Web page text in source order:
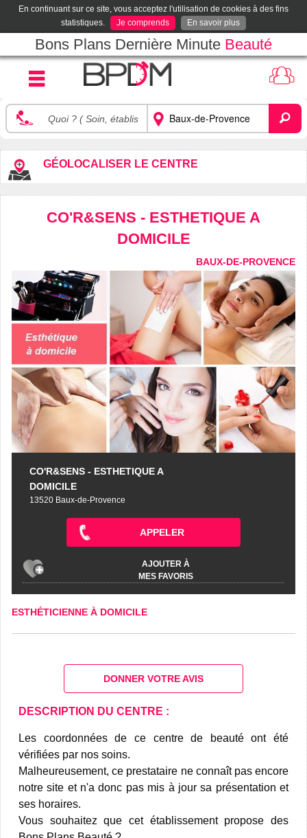
En continuant sur ce site, vous acceptez l'utilisation de cookies à des fins
statistiques.
Je comprends En savoir plus
Bons Plans Dernière Minute Beauté
GÉOLOCALISER LE CENTRE
CO'R&SENS - ESTHETIQUE A
DOMICILE
BAUX-DE-PROVENCE
CO'R&SENS - ESTHETIQUE A
DOMICILE
13520 Baux-de-Provence
APPELER
AJOUTER À
MES FAVORIS
ESTHÉTICIENNE À DOMICILE
DONNER VOTRE AVIS
DESCRIPTION DU CENTRE :
Les coordonnées de ce centre de beauté ont été
vérifiées par nos soins.
Malheureusement, ce prestataire ne connaît pas encore
notre site et n'a donc pas mis à jour sa présentation et
ses horaires.
Vous souhaitez que cet établissement propose des